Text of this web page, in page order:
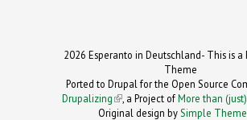
2026 Esperanto in Deutschland- This is a
Theme
Ported to Drupal for the Open Source
Drupalizing(link is external)
, a Project ofMore than
Original design by Simple